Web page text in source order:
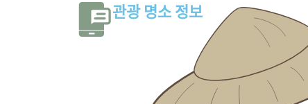
관광 명소 정보